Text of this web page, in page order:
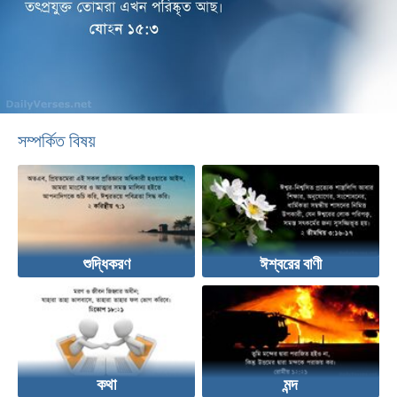
সম্পর্কিত বিষয়
শুদ্ধিকরণ ঈশ্বরের বাণী
কথা মন্দ